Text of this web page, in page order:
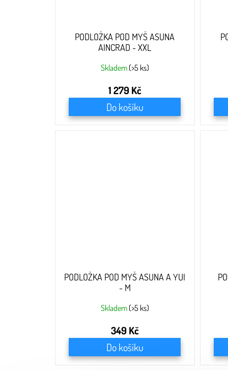
PODLOŽKA POD MYŠ ASUNA
AINCRAD - XXL
Skladem (>5 ks)
1 279 Kč
Do košíku
PODLOŽKA POD MYŠ ASUNA A YUI
- M
Skladem (>5 ks)
349 Kč
Do košíku